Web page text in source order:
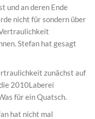
und an deren Ende
nicht für sondern über
Stefan hat gesagt
zunächst auf
2010Laberei
für ein Quatsch.
hat nicht mal